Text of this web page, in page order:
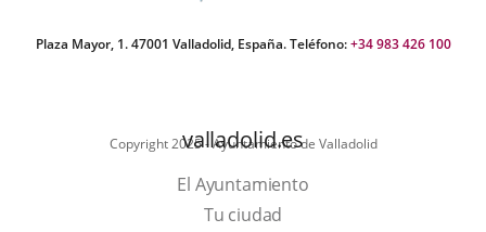
Plaza Mayor, 1. 47001 Valladolid, España. Teléfono:+34 983 426 100
Copyright 2025 - Ayuntamiento de Valladolid
valladolid.es
El Ayuntamiento
Tu ciudad